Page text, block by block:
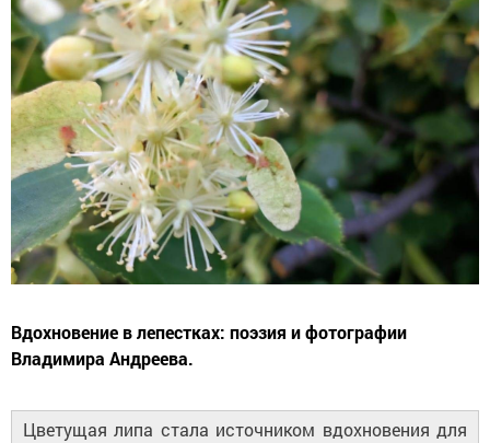
Вдохновение в лепестках: поэзия и фотографии
Владимира Андреева.
Цветущая липа стала источником вдохновения для